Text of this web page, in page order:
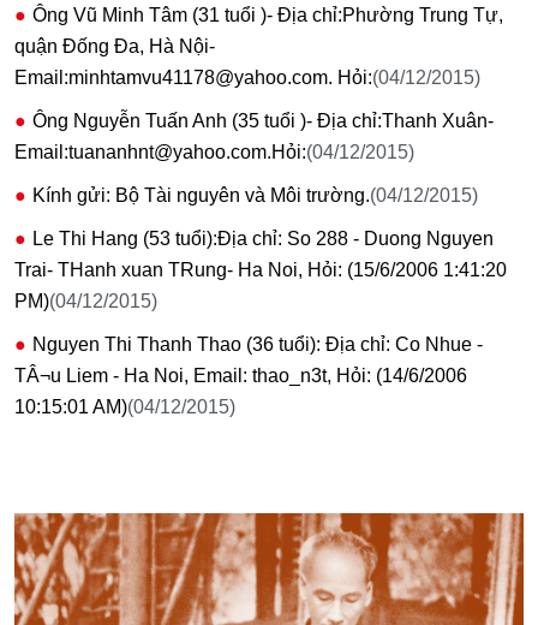
Ông Vũ Minh Tâm (31 tuổi )- Địa chỉ:Phường Trung Tự,
quận Đống Đa, Hà Nội-
Email:minhtamvu41178@yahoo.com. Hỏi:(04/12/2015)
Ông Nguyễn Tuấn Anh (35 tuổi )- Địa chỉ:Thanh Xuân-
Email:tuananhnt@yahoo.com.Hỏi:(04/12/2015)
Kính gửi: Bộ Tài nguyên và Môi trường.(04/12/2015)
Le Thi Hang (53 tuổi):Địa chỉ: So 288 - Duong Nguyen
Trai- THanh xuan TRung- Ha Noi, Hỏi: (15/6/2006 1:41:20
PM)(04/12/2015)
Nguyen Thi Thanh Thao (36 tuổi): Địa chỉ: Co Nhue -
TÂ¬u Liem - Ha Noi, Email: thao_n3t, Hỏi: (14/6/2006
10:15:01 AM)(04/12/2015)